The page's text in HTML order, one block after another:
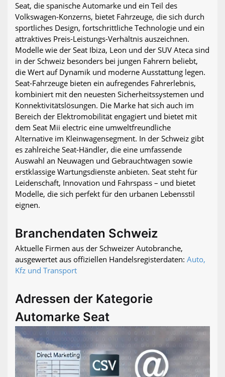
Seat, die spanische Automarke und ein Teil des
Volkswagen-Konzerns, bietet Fahrzeuge, die sich durch
sportliches Design, fortschrittliche Technologie und ein
attraktives Preis-Leistungs-Verhältnis auszeichnen.
Modelle wie der Seat Ibiza, Leon und der SUV Ateca sind
in der Schweiz besonders bei jungen Fahrern beliebt,
die Wert auf Dynamik und moderne Ausstattung legen.
Seat-Fahrzeuge bieten ein aufregendes Fahrerlebnis,
kombiniert mit den neuesten Sicherheitssystemen und
Konnektivitätslösungen. Die Marke hat sich auch im
Bereich der Elektromobilität engagiert und bietet mit
dem Seat Mii electric eine umweltfreundliche
Alternative im Kleinwagensegment. In der Schweiz gibt
es zahlreiche Seat-Händler, die eine umfassende
Auswahl an Neuwagen und Gebrauchtwagen sowie
erstklassige Wartungsdienste anbieten. Seat steht für
Leidenschaft, Innovation und Fahrspass – und bietet
Modelle, die sich perfekt für den urbanen Lebensstil
eignen.
Branchendaten Schweiz
Aktuelle Firmen aus der Schweizer Autobranche,
ausgewertet aus offiziellen Handelsregisterdaten: Auto,
Kfz und Transport
Adressen der Kategorie
Automarke Seat